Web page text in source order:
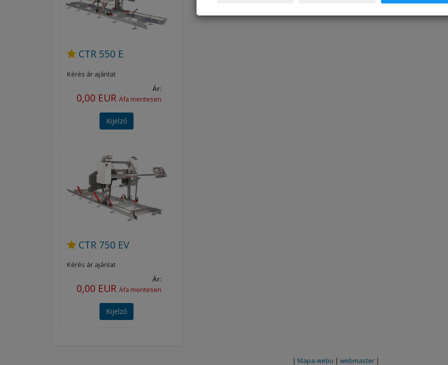
CTR 550 E
Kérés ár ajánlat
Ár:
0,00 EUR Áfa mentesen
Kijelző
CTR 750 EV
Kérés ár ajánlat
Ár:
0,00 EUR Áfa mentesen
Kijelző
| Mapa webu | webmaster |